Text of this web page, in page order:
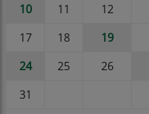
10
11 12
17
18 19
24
25 26
31